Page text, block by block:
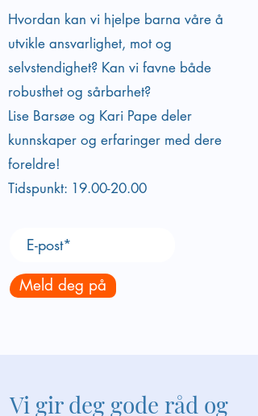
Hvordan kan vi hjelpe barna våre å
utvikle ansvarlighet, mot og
selvstendighet? Kan vi favne både
robusthet og sårbarhet?
Lise Barsøe og Kari Pape deler
kunnskaper og erfaringer med dere
foreldre!
Tidspunkt: 19.00-20.00
Meld deg på
Vi gir deg gode råd og